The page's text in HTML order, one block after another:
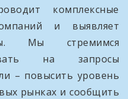
комплексные
и выявляет
Мы стремимся
на запросы
– повысить уровень
рынках и сообщить